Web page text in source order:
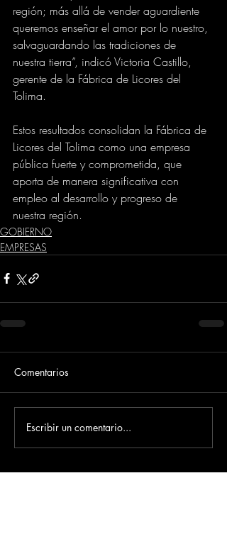
región; más allá de vender aguardiente
queremos enseñar el amor por lo nuestro,
salvaguardando las tradiciones de
nuestra tierra”, indicó Victoria Castillo,
gerente de la Fábrica de Licores del
Tolima.
Estos resultados consolidan la Fábrica de
Licores del Tolima como una empresa
pública fuerte y comprometida, que
aporta de manera significativa con
empleo al desarrollo y progreso de
nuestra región.
GOBIERNO
EMPRESAS
Comentarios
Escribir un comentario...